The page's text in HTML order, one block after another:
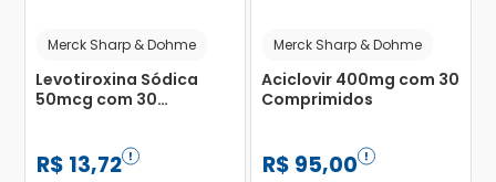
Merck Sharp & Dohme
Levotiroxina Sódica
50mcg com 30
R$ 13,72
Merck Sharp & Dohme
Aciclovir 400mg com 30
Comprimidos
R$ 95,00